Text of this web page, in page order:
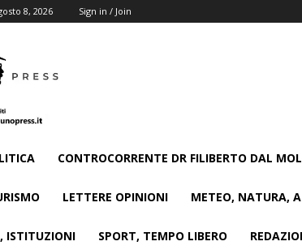
8, 2026 Sign in / Join
CONTROCORRENTE DR FILIBERTO DAL
LETTERE OPINIONI METEO, NATURA,
ISTITUZIONI SPORT, TEMPO LIBERO